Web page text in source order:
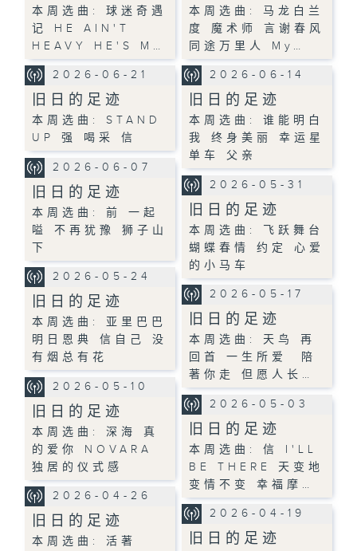
本周选曲: 球迷奇遇
记 HE AIN'T
HEAVY HE'S M…
本周选曲: 马龙白兰
度 魔术师 言谢春风
同途万里人 My…
2026-06-21
旧日的足迹
本周选曲: STAND
UP 强 喝采 信
2026-06-14
旧日的足迹
本周选曲: 谁能明白
我 终身美丽 幸运星
单车 父亲
2026-06-07
旧日的足迹
本周选曲: 前 一起
嗌 不再犹豫 狮子山
下
2026-05-31
旧日的足迹
本周选曲: 飞跃舞台
蝴蝶春情 约定 心爱
的小马车
2026-05-24
旧日的足迹
本周选曲: 亚里巴巴
明日恩典 信自己 没
有烟总有花
2026-05-17
旧日的足迹
本周选曲: 天鸟 再
回首 一生所爱 陪
著你走 但愿人长…
2026-05-10
旧日的足迹
本周选曲: 深海 真
的爱你 NOVARA
独居的仪式感
2026-05-03
旧日的足迹
本周选曲: 信 I'LL
BE THERE 天变地
变情不变 幸福摩…
2026-04-26
旧日的足迹
本周选曲: 活著
2026-04-19
旧日的足迹